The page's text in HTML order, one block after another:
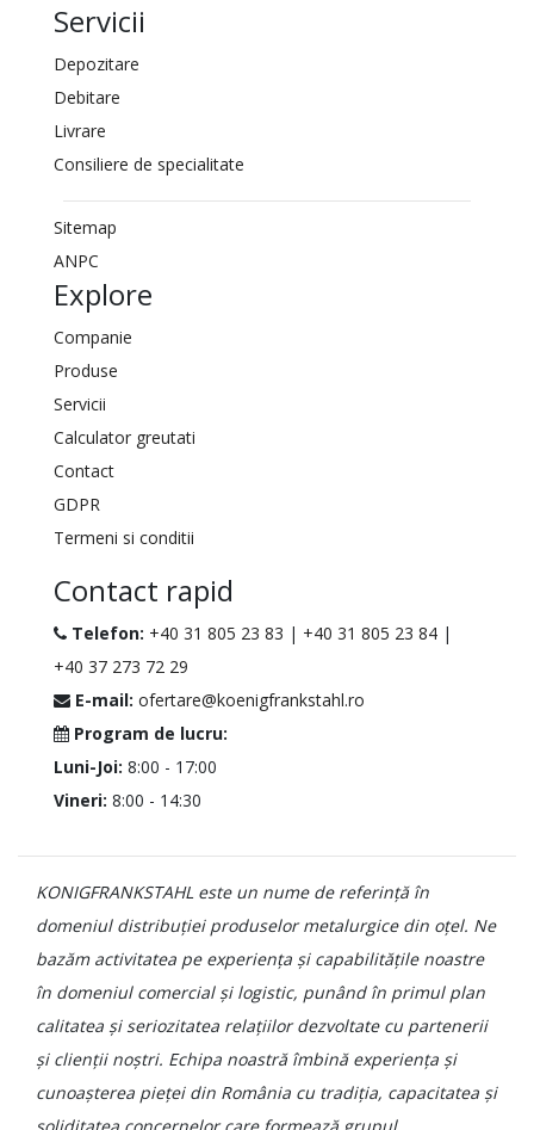
Servicii
Depozitare
Debitare
Livrare
Consiliere de specialitate
Sitemap
ANPC
Explore
Companie
Produse
Servicii
Calculator greutati
Contact
GDPR
Termeni si conditii
Contact rapid
Telefon: +40 31 805 23 83 | +40 31 805 23 84 |
+40 37 273 72 29
E-mail: ofertare@koenigfrankstahl.ro
Program de lucru:
Luni-Joi: 8:00 - 17:00
Vineri: 8:00 - 14:30
KONIGFRANKSTAHL este un nume de referință în
domeniul distribuției produselor metalurgice din oțel. Ne
bazăm activitatea pe experiența și capabilitățile noastre
în domeniul comercial și logistic, punând în primul plan
calitatea și seriozitatea relațiilor dezvoltate cu partenerii
și clienții noștri. Echipa noastră îmbină experiența și
cunoașterea pieței din România cu tradiția, capacitatea și